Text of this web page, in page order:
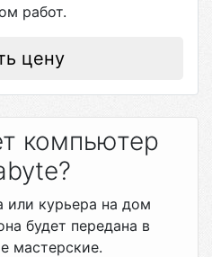
работ.
цену
компьютер
или курьера на дом
будет передана в
мастерские.